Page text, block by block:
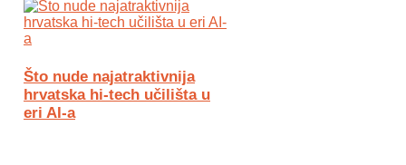
Što nude najatraktivnija
hrvatska hi-tech učilišta u
eri AI-a